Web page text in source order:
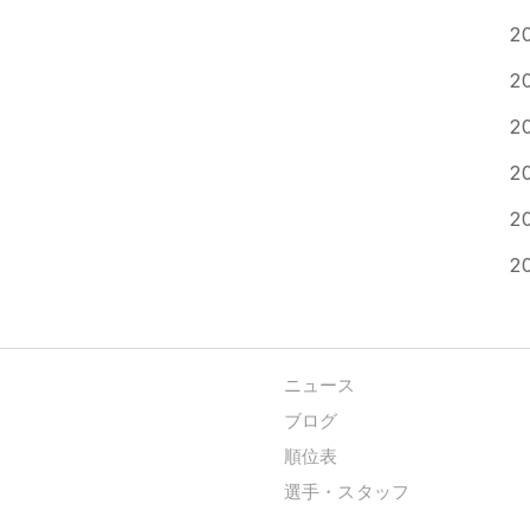
ニュース
ブログ
順位表
選手・スタッフ